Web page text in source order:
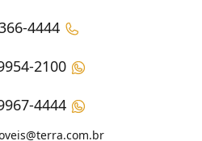
4444
2100
4444